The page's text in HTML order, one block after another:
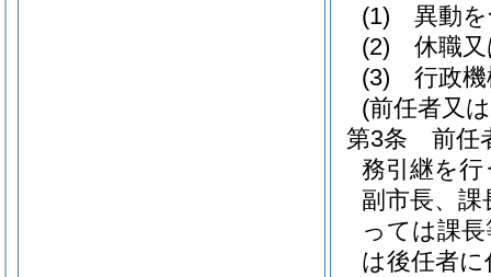
(1)
異動
(2)
休職
(3)
行政
(前任者又
第3条
前任
務引継を
副市長、
っては課
は後任者